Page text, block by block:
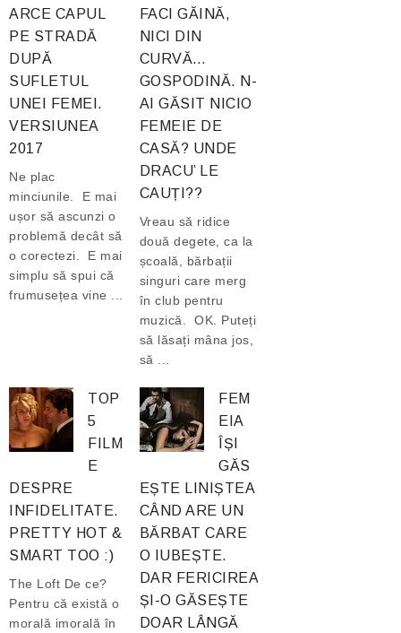
ARCE CAPUL
PE STRADĂ
DUPĂ
SUFLETUL
UNEI FEMEI.
VERSIUNEA
2017
Ne plac
minciunile. E mai
ușor să ascunzi o
problemă decât să
o corectezi. E mai
simplu să spui că
frumusețea vine ...
FACI GĂINĂ,
NICI DIN
CURVĂ…
GOSPODINĂ. N-
AI GĂSIT NICIO
FEMEIE DE
CASĂ? UNDE
DRACU’ LE
CAUȚI??
Vreau să ridice
două degete, ca la
școală, bărbații
singuri care merg
în club pentru
muzică. OK. Puteți
să lăsați mâna jos,
să ...
TOP
5
FILM
E
DESPRE
INFIDELITATE.
PRETTY HOT &
SMART TOO :)
The Loft De ce?
Pentru că există o
morală imorală în
FEM
EIA
ÎȘI
GĂS
EȘTE LINIȘTEA
CÂND ARE UN
BĂRBAT CARE
O IUBEȘTE.
DAR FERICIREA
ȘI-O GĂSEȘTE
DOAR LÂNGĂ